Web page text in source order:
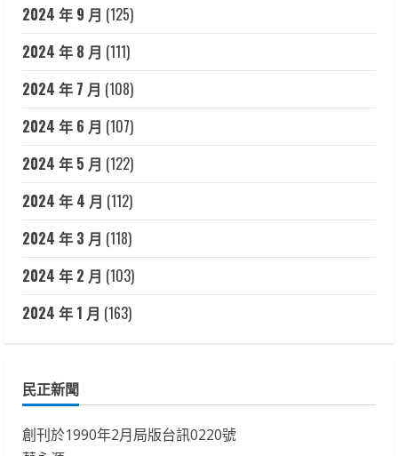
2024 年 9 月 (125)
2024 年 8 月 (111)
2024 年 7 月 (108)
2024 年 6 月 (107)
2024 年 5 月 (122)
2024 年 4 月 (112)
2024 年 3 月 (118)
2024 年 2 月 (103)
2024 年 1 月 (163)
民正新聞
創刊於1990年2月局版台訊0220號